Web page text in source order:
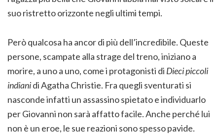
suo ristretto orizzonte negli ultimi tempi.
Però qualcosa ha ancor di più dell’incredibile. Queste
persone, scampate alla strage del treno, iniziano a
morire, a uno a uno, come i protagonisti di Dieci piccoli
indianidi Agatha Christie. Fra quegli sventurati si
nasconde infatti un assassino spietato e individuarlo
per Giovanni non sarà affatto facile. Anche perché lui
non è un eroe, le sue reazioni sono spesso pavide.